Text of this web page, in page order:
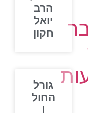
הרב
יואל
חקון
גורל
החול